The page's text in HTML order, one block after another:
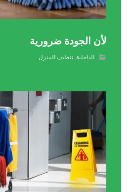
لأن الجودة ضرورية
الداخلية,تنظيف المنزل